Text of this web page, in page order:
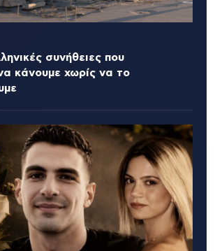
συνήθειες που
κάνουμε χωρίς να το